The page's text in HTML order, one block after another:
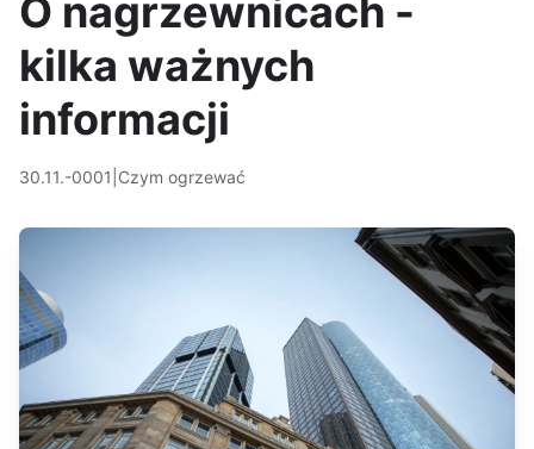
O nagrzewnicach -
kilka ważnych
informacji
30.11.-0001 Czym ogrzewać